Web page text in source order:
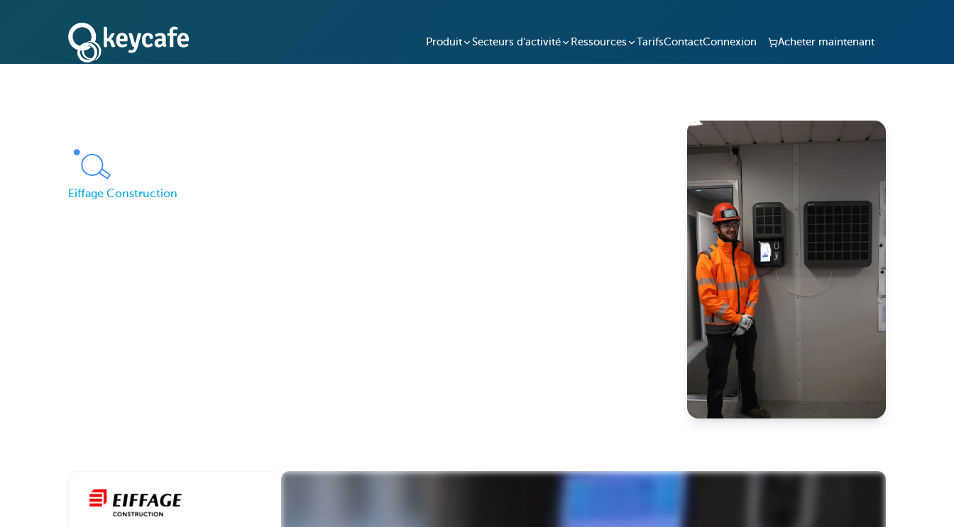
Produit Secteurs d'activité Ressources TarifsContactConnexion Acheter maintenant
Eiffage Construction